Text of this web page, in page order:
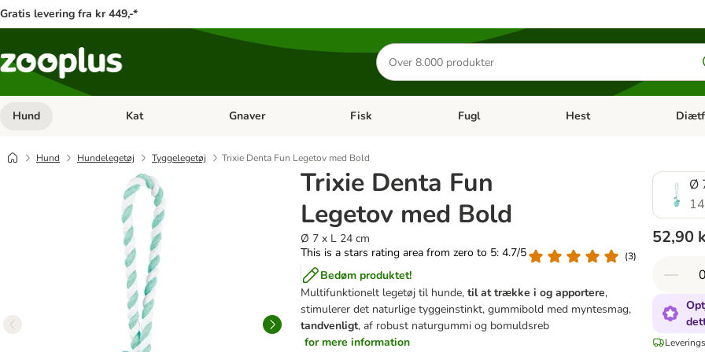
Gratis levering fra kr 449,-*
Søg
efter
produkter
Hund Åben kategori menu: Hund
Kat Åben kategori menu: Kat
Gnaver Åben kategori menu: Gnaver
Fisk Åben kategori menu: Fisk
Fugl Åben kategori menu: Fugl
Hest Åben
Hund Hundelegetøj Tyggelegetøj Trixie Denta Fun Legetov med Bold
Trixie Denta Fun
Legetov med Bold
Ø 7 x L 24 cm
This is a stars rating area from zero to 5: 4.7/5
(3)
Bedøm produktet!
Multifunktionelt legetøj til hunde,til at trække i og apportere,
stimulerer det naturlige tyggeinstinkt, gummibold med myntesmag,
tandvenligt, af robust naturgummi og bomuldsreb
for mere information
Ø
52,90